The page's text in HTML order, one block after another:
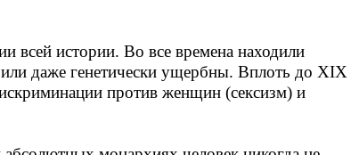
всей истории. Во все времена находили
даже генетически ущербны. Вплоть до XIX
против женщин (сексизм) и